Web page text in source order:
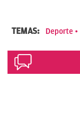
TEMAS: Deporte